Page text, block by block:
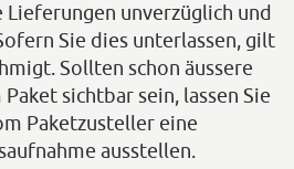
unverzüglich und
Sie dies unterlassen, gilt
Sollten schon äussere
sichtbar sein, lassen Sie
Paketzusteller eine
ausstellen.